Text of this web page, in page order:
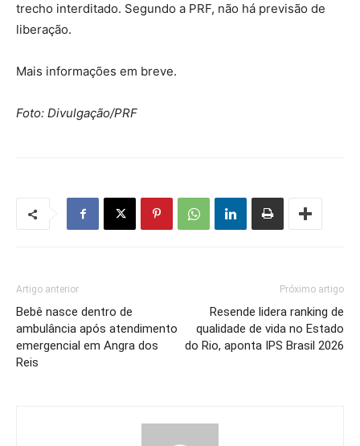
trecho interditado. Segundo a PRF, não há previsão de
liberação.
Mais informações em breve.
Foto: Divulgação/PRF
Artigo anterior
Bebê nasce dentro de
ambulância após atendimento
emergencial em Angra dos
Reis
Próximo artigo
Resende lidera ranking de
qualidade de vida no Estado
do Rio, aponta IPS Brasil 2026